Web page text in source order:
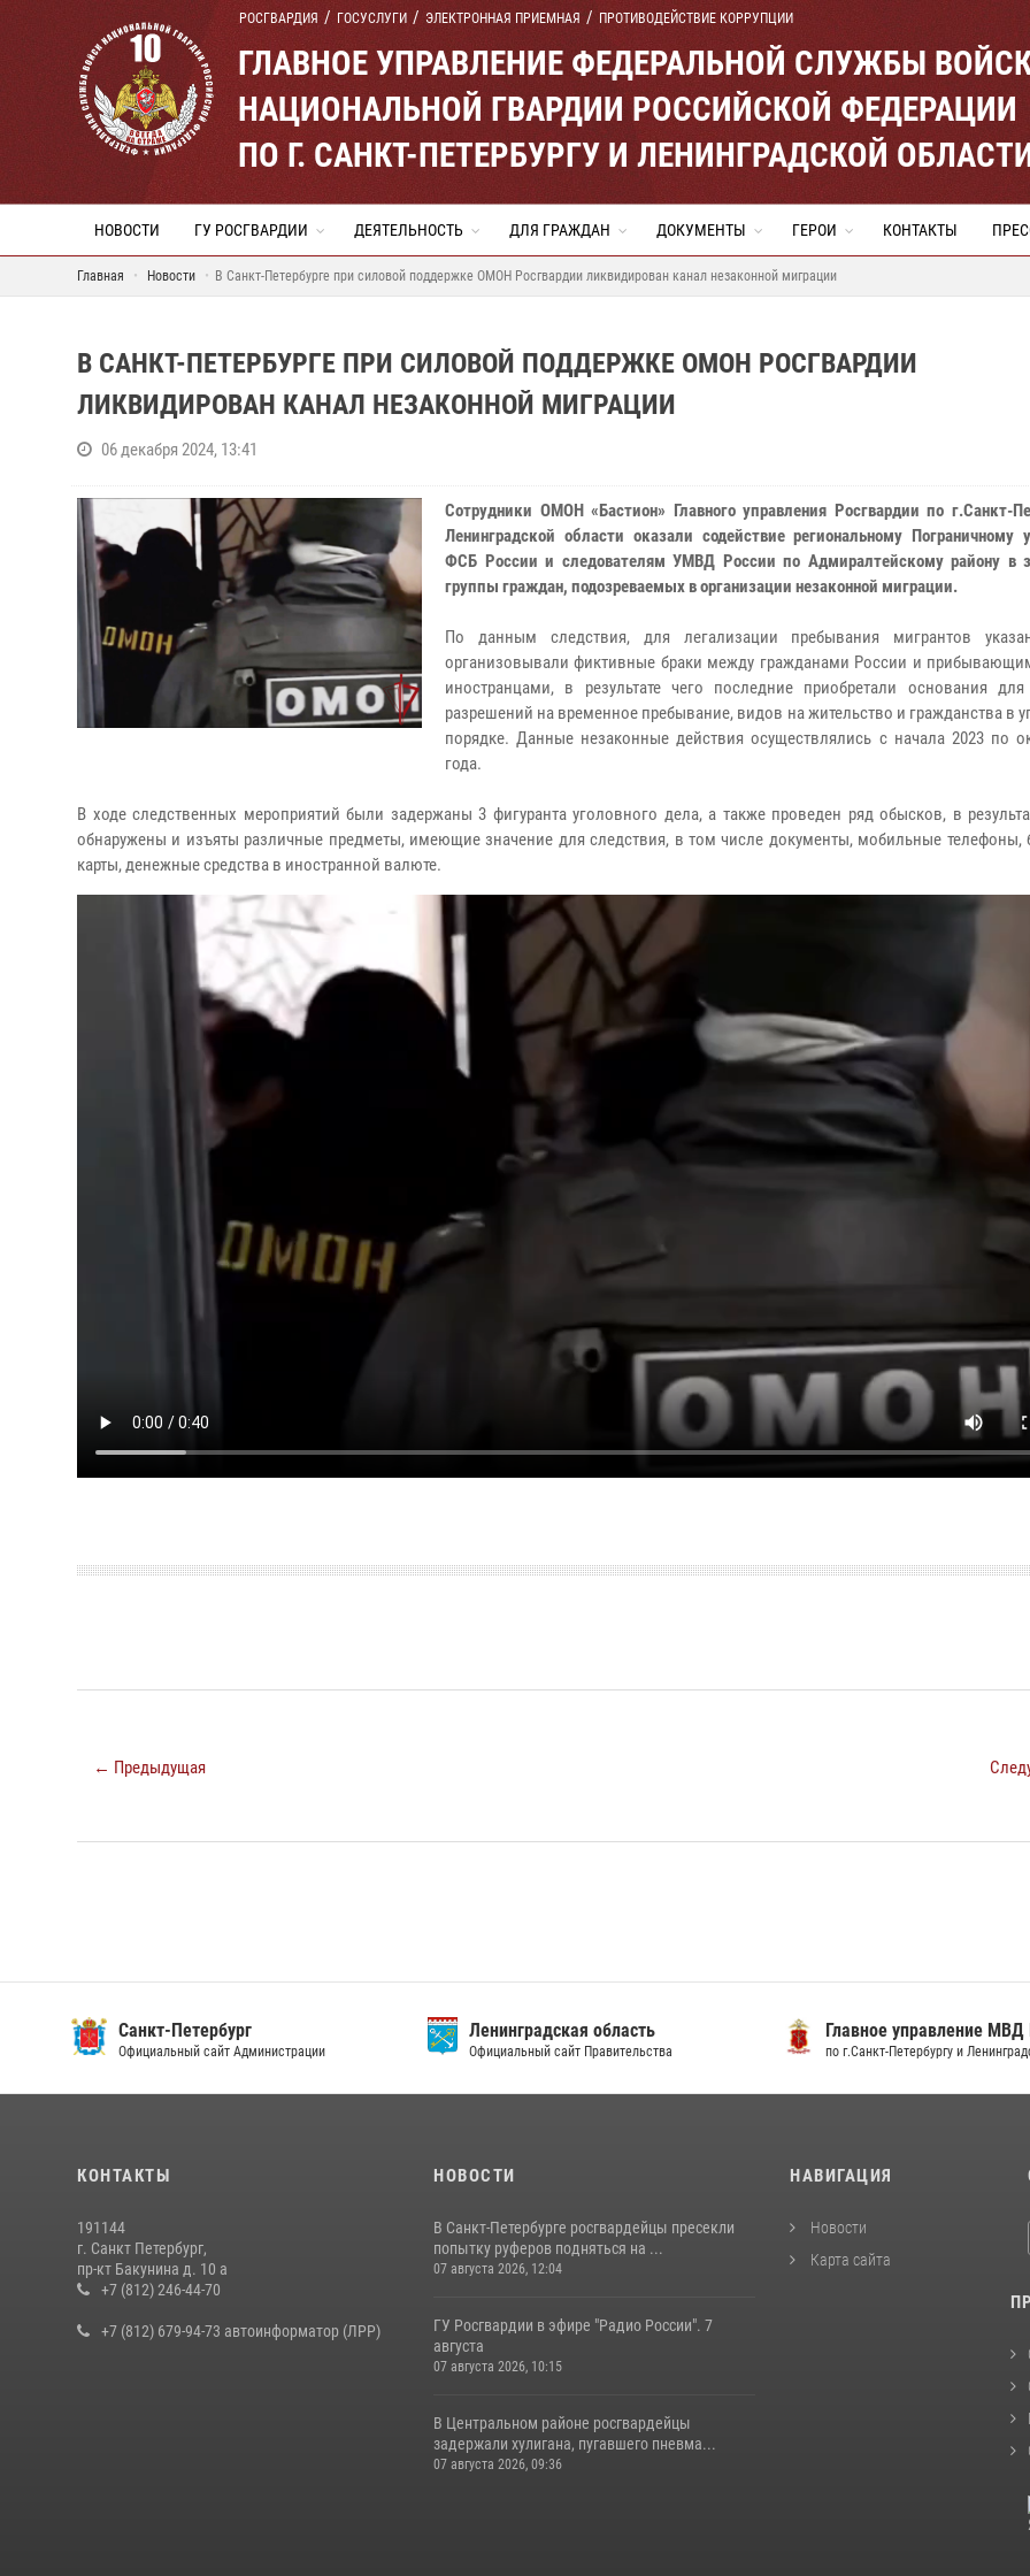
РОСГВАРДИЯ ГОСУСЛУГИ ЭЛЕКТРОННАЯ ПРИЕМНАЯ ПРОТИВОДЕЙСТВИЕ КОРРУПЦИИ
ГЛАВНОЕ УПРАВЛЕНИЕ ФЕДЕРАЛЬНОЙ СЛУЖБЫ
НАЦИОНАЛЬНОЙ ГВАРДИИ РОССИЙСКОЙ ФЕДЕРАЦИИ
ПО Г. САНКТ-ПЕТЕРБУРГУ И ЛЕНИНГРАДСКОЙ
НОВОСТИ ГУ РОСГВАРДИИ ДЕЯТЕЛЬНОСТЬ ДЛЯ ГРАЖДАН ДОКУМЕНТЫ ГЕРОИ КОНТАКТЫ
Главная Новости В Санкт-Петербурге при силовой поддержке ОМОН Росгвардии ликвидирован канал незаконной миграции
В САНКТ-ПЕТЕРБУРГЕ ПРИ СИЛОВОЙ ПОДДЕРЖКЕ ОМОН РОСГВАРДИИ
ЛИКВИДИРОВАН КАНАЛ НЕЗАКОННОЙ МИГРАЦИИ
06 декабря 2024, 13:41
Сотрудники ОМОН «Бастион» Главного управления Росгвардии по г.Санкт-
Ленинградской области оказали содействие региональному Пограничному
ФСБ России и следователям УМВД России по Адмиралтейскому району в
группы граждан, подозреваемых в организации незаконной миграции.
По данным следствия, для легализации пребывания мигрантов
организовывали фиктивные браки между гражданами России и
иностранцами, в результате чего последние приобретали основания для
разрешений на временное пребывание, видов на жительство и гражданства в
порядке. Данные незаконные действия осуществлялись с начала 2023 по
года.
В ходе следственных мероприятий были задержаны 3 фигуранта уголовного дела, а также проведен ряд обысков, в
обнаружены и изъяты различные предметы, имеющие значение для следствия, в том числе документы, мобильные телефоны,
карты, денежные средства в иностранной валюте.
← Предыдущая
Санкт-Петербург
Официальный сайт Администрации
Ленинградская область
Официальный сайт Правительства
Главное управление МВД
по г.Санкт-Петербургу и
КОНТАКТЫ
191144
г. Санкт Петербург,
пр-кт Бакунина д. 10 а
+7 (812) 246-44-70
+7 (812) 679-94-73 автоинформатор (ЛРР)
НОВОСТИ
В Санкт-Петербурге росгвардейцы пресекли
попытку руферов подняться на ...
07 августа 2026, 12:04
ГУ Росгвардии в эфире "Радио России". 7
августа
07 августа 2026, 10:15
В Центральном районе росгвардейцы
задержали хулигана, пугавшего пневма...
07 августа 2026, 09:36
НАВИГАЦИЯ
Новости
Карта сайта